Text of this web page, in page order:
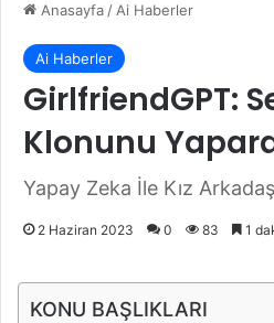
Anasayfa/Ai Haberler
Ai Haberler
GirlfriendGPT:
Klonunu
Yapay Zeka İle Kız
2 Haziran 2023 0 83 1
KONU BAŞLIKLARI